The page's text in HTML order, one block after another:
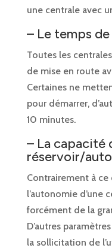
une centrale avec
– Le temps
Toutes les
de mise en route
Certaines ne
pour démarrer,
10 minutes.
– La capacité
réservoir/
Contrairement à ce
l’autonomie d’une
forcément de la
D’autres
la sollicitation de